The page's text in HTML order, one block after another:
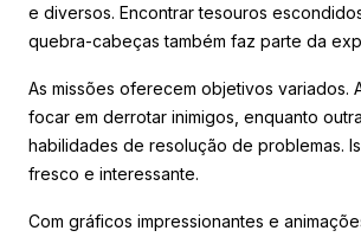
e diversos. Encontrar tesouros
quebra-cabeças também faz parte da
As missões oferecem objetivos variados.
focar em derrotar inimigos, enquanto
habilidades de resolução de problemas.
fresco e interessante.
Com gráficos impressionantes e